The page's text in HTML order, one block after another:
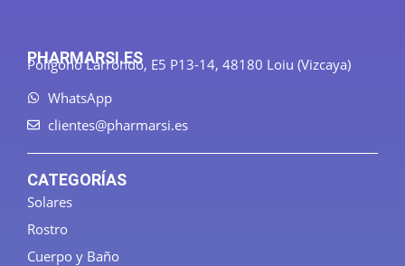
PHARMARSI.ES
Polígono Larrondo, E5 P13-14, 48180 Loiu (Vizcaya)
WhatsApp
clientes@pharmarsi.es
CATEGORÍAS
Solares
Rostro
Cuerpo y Baño